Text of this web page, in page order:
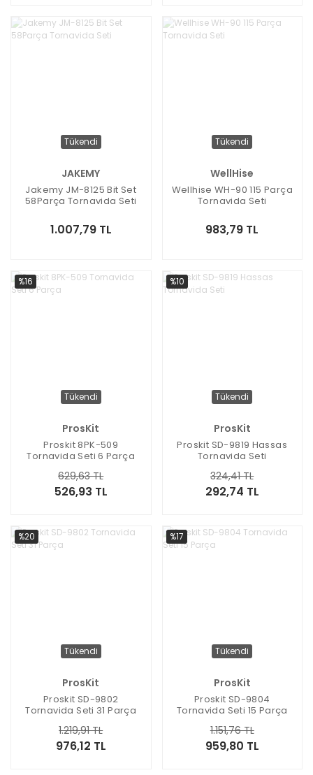
Tükendi
JAKEMY
Jakemy JM-8125 Bit Set
58Parça Tornavida Seti
1.007,79 TL
Tükendi
WellHise
Wellhise WH-90 115 Parça
Tornavida Seti
983,79 TL
%16
Tükendi
ProsKit
Proskit 8PK-509
Tornavida Seti 6 Parça
526,93 TL
629,63 TL
%10
Tükendi
ProsKit
Proskit SD-9819 Hassas
Tornavida Seti
292,74 TL
324,41 TL
%20
Tükendi
ProsKit
Proskit SD-9802
Tornavida Seti 31 Parça
976,12 TL
1.219,91 TL
%17
Tükendi
ProsKit
Proskit SD-9804
Tornavida Seti 15 Parça
959,80 TL
1.151,76 TL